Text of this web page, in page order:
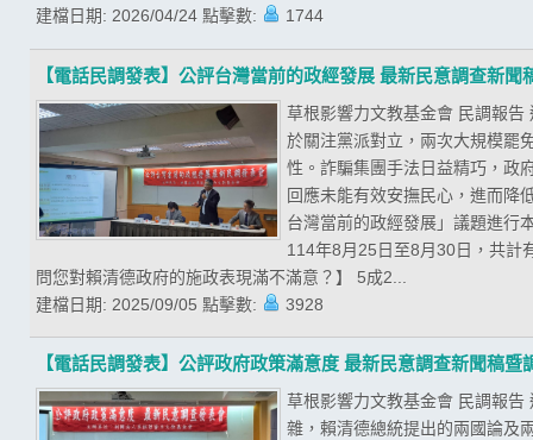
建檔日期: 2026/04/24 點擊數: 1744
【電話民調發表】公評台灣當前的政經發展 最新民意調查新聞
草根影響力文教基金會 民調報
於關注黨派對立，兩次大規模罷
性。詐騙集團手法日益精巧，政
回應未能有效安撫民心，進而降
台灣當前的政經發展」議題進行
114年8月25日至8月30日，共計
問您對賴清德政府的施政表現滿不滿意？】 5成2...
建檔日期: 2025/09/05 點擊數: 3928
【電話民調發表】公評政府政策滿意度 最新民意調查新聞稿暨
草根影響力文教基金會 民調報
雜，賴清德總統提出的兩國論及